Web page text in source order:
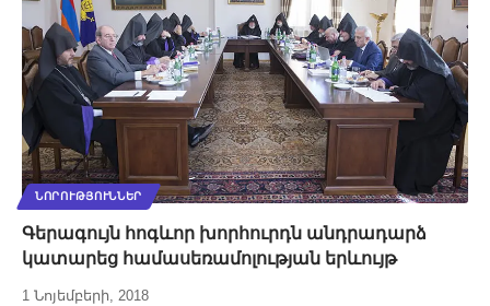
ՆՈՐՈՒԹՅՈՒՆՆԵՐ
Գերագույն հոգևոր խորհուրդն անդրադարձ
կատարեց համասեռամոլության երևույթ
1 Նոյեմբերի, 2018